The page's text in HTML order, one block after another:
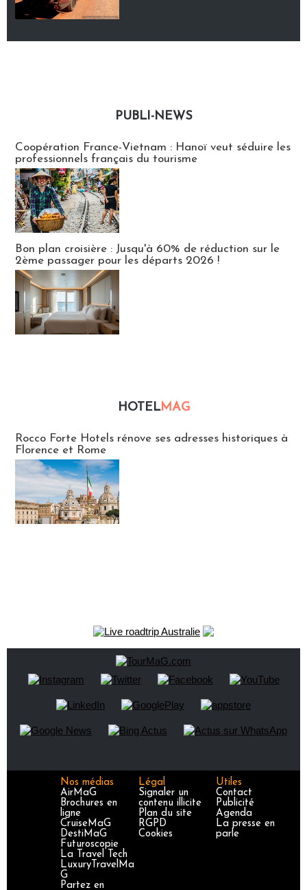
PUBLI-NEWS
Coopération France-Vietnam : Hanoï veut séduire les
professionnels français du tourisme
Bon plan croisière : Jusqu'à 60% de réduction sur le
2ème passager pour les départs 2026 !
HOTELMAG
Rocco Forte Hotels rénove ses adresses historiques à
Florence et Rome
Nos médias
AirMaG
Brochures en
ligne
CruiseMaG
DestiMaG
Futuroscopie
La Travel Tech
LuxuryTravelMa
G
Partez en
Légal
Signaler un
contenu illicite
Plan du site
RGPD
Cookies
Utiles
Contact
Publicité
Agenda
La presse en
parle